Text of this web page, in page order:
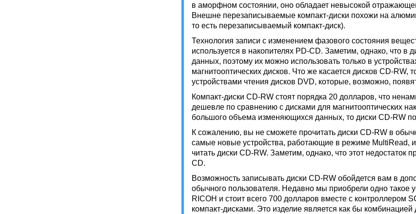
в аморфном состоянии, оно обладает невысокой
Внешне перезаписываемые компакт-диски похожи на
то есть перезаписываемый компакт-диск).
Технология записи с изменением фазового состояния
используется в накопителях PD-CD. Заметим, однако, что
данных, поэтому их можно использовать только в
магнитооптических дисков. Что же касается дисков CD-
устройствами чтения дисков DVD, которые, возможно,
Компакт-диски CD-RW стоят порядка 20 долларов, что
дешевле по сравнению с дисками для магнитооптических
большого объема изменяющихся данных, то диски CD-RW
К сожалению, вы не сможете прочитать диски CD-RW в
самые новые устройства, работающие в режиме MultiRead, и
читать диски CD-RW. Заметим, однако, что этот
CD.
Возможность записывать диски CD-RW обойдется вам в
обычного пользователя. Недавно мы приобрели одно такое
RICOH и стоит всего 700 долларов вместе с
компакт-дисками. Это изделие является как бы